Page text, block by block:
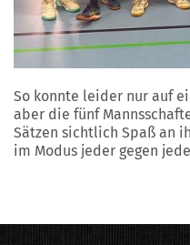
So konnte leider nur auf
aber die fünf
Sätzen sichtlich Spaß an
im Modus jeder gegen